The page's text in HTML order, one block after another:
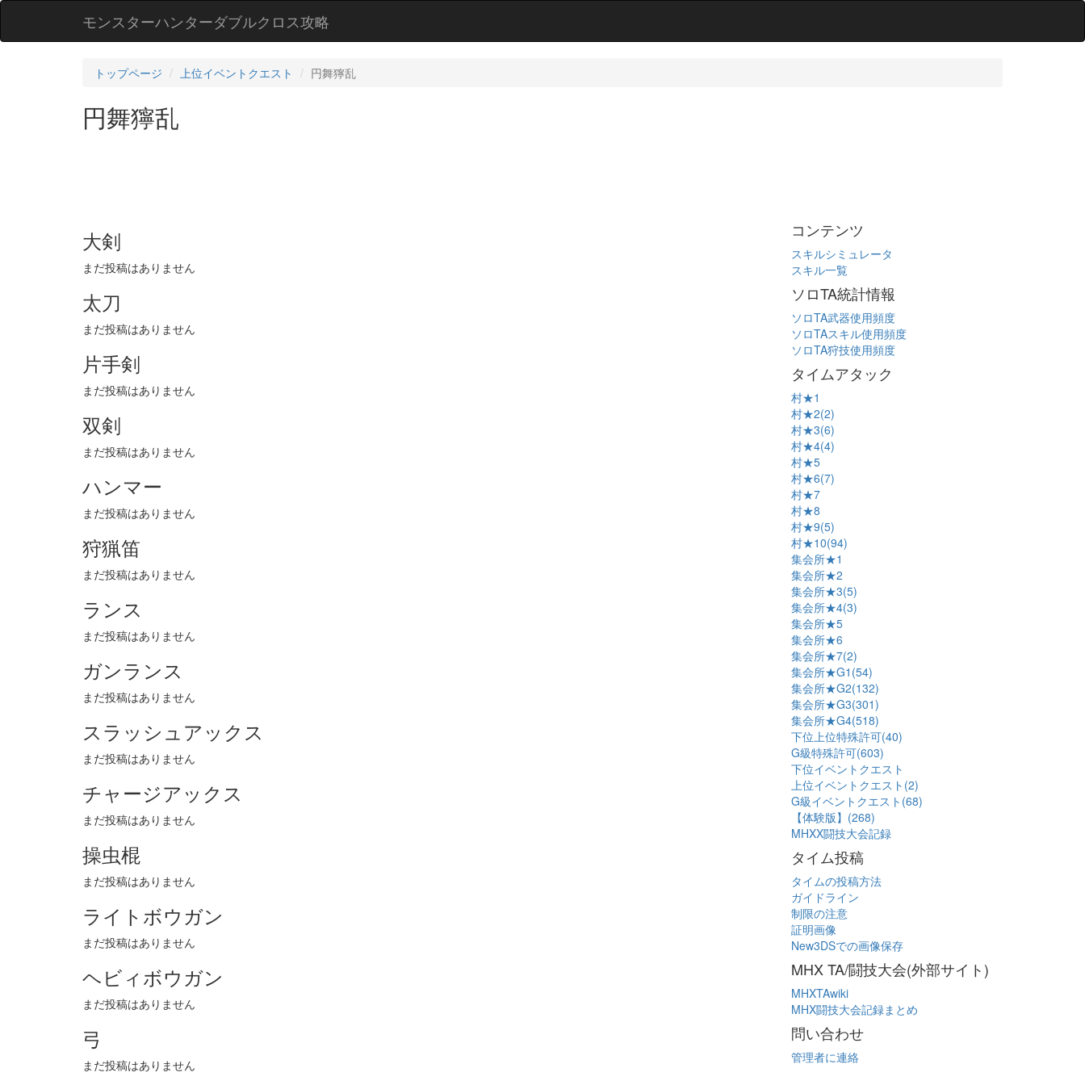
モンスターハンターダブルクロス攻略
トップページ 上位イベントクエスト 円舞獰乱
円舞獰乱
大剣
まだ投稿はありません
太刀
まだ投稿はありません
片手剣
まだ投稿はありません
双剣
まだ投稿はありません
ハンマー
まだ投稿はありません
狩猟笛
まだ投稿はありません
ランス
まだ投稿はありません
ガンランス
まだ投稿はありません
スラッシュアックス
まだ投稿はありません
チャージアックス
まだ投稿はありません
操虫棍
まだ投稿はありません
ライトボウガン
まだ投稿はありません
ヘビィボウガン
まだ投稿はありません
弓
まだ投稿はありません
コンテンツ
スキルシミュレータ
スキル一覧
ソロTA統計情報
ソロTA武器使用頻度
ソロTAスキル使用頻度
ソロTA狩技使用頻度
タイムアタック
村★1
村★2(2)
村★3(6)
村★4(4)
村★5
村★6(7)
村★7
村★8
村★9(5)
村★10(94)
集会所★1
集会所★2
集会所★3(5)
集会所★4(3)
集会所★5
集会所★6
集会所★7(2)
集会所★G1(54)
集会所★G2(132)
集会所★G3(301)
集会所★G4(518)
下位上位特殊許可(40)
G級特殊許可(603)
下位イベントクエスト
上位イベントクエスト(2)
G級イベントクエスト(68)
【体験版】(268)
MHXX闘技大会記録
タイム投稿
タイムの投稿方法
ガイドライン
制限の注意
証明画像
New3DSでの画像保存
MHX TA/闘技大会(外部サイト)
MHXTAwiki
MHX闘技大会記録まとめ
問い合わせ
管理者に連絡